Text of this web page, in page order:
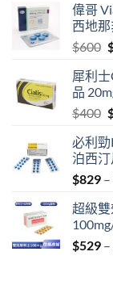
偉哥
西地
$600
犀利
品
$400
必利
泊西汀
$829 –
超級雙
$529 –